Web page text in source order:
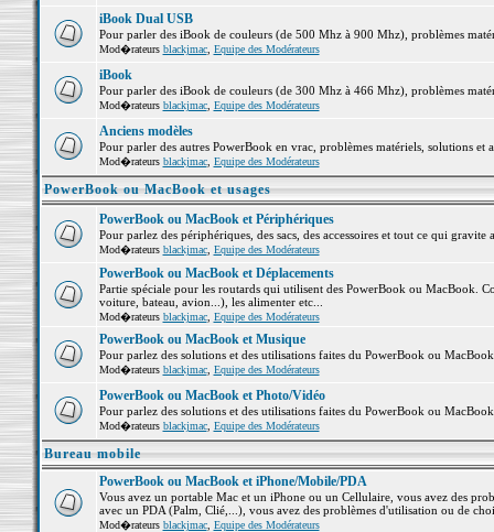
iBook Dual USB
Pour parler des iBook de couleurs (de 500 Mhz à 900 Mhz), problèmes
Mod�rateurs blackjmac, Equipe des Modérateurs
iBook
Pour parler des iBook de couleurs (de 300 Mhz à 466 Mhz), problèmes
Mod�rateurs blackjmac, Equipe des Modérateurs
Anciens modèles
Pour parler des autres PowerBook en vrac, problèmes matériels, solutions et
Mod�rateurs blackjmac, Equipe des Modérateurs
PowerBook ou MacBook et usages
PowerBook ou MacBook et Périphériques
Pour parlez des périphériques, des sacs, des accessoires et tout ce qui
Mod�rateurs blackjmac, Equipe des Modérateurs
PowerBook ou MacBook et Déplacements
Partie spéciale pour les routards qui utilisent des PowerBook ou MacBook.
voiture, bateau, avion...), les alimenter etc...
Mod�rateurs blackjmac, Equipe des Modérateurs
PowerBook ou MacBook et Musique
Pour parlez des solutions et des utilisations faites du PowerBook ou
Mod�rateurs blackjmac, Equipe des Modérateurs
PowerBook ou MacBook et Photo/Vidéo
Pour parlez des solutions et des utilisations faites du PowerBook ou
Mod�rateurs blackjmac, Equipe des Modérateurs
Bureau mobile
PowerBook ou MacBook et iPhone/Mobile/PDA
Vous avez un portable Mac et un iPhone ou un Cellulaire, vous avez des
avec un PDA (Palm, Clié,...), vous avez des problèmes d'utilisation ou de
Mod�rateurs blackjmac, Equipe des Modérateurs